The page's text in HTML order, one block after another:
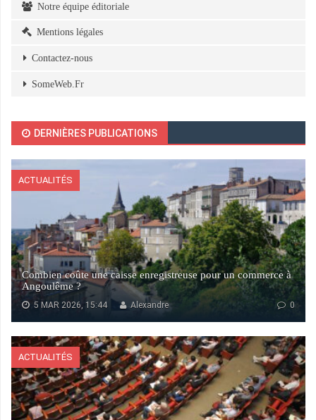
Notre équipe éditoriale
Mentions légales
Contactez-nous
SomeWeb.Fr
DERNIÈRES PUBLICATIONS
ACTUALITÉS
Combien coûte une caisse enregistreuse pour un commerce à
Angoulême ?
5 MAR 2026, 15:44 0
Alexandre
ACTUALITÉS